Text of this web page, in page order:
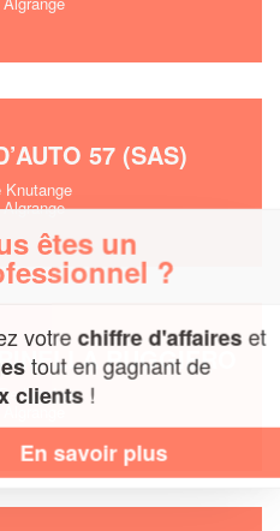
57 (SAS)
Knutange
RUGGIERO
Londres
Algrange
êtes un
?
votrechiffre d'affaireset
tout en gagnant de
!
En savoir plus